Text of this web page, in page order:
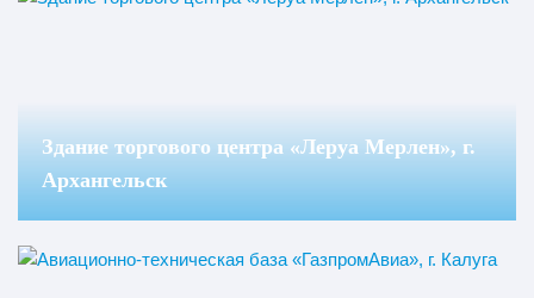
Здание торгового центра «Леруа Мерлен», г.
Архангельск